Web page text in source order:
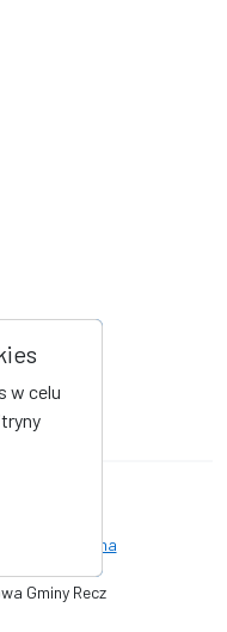
Gminy Recz
archiwalna
w celu